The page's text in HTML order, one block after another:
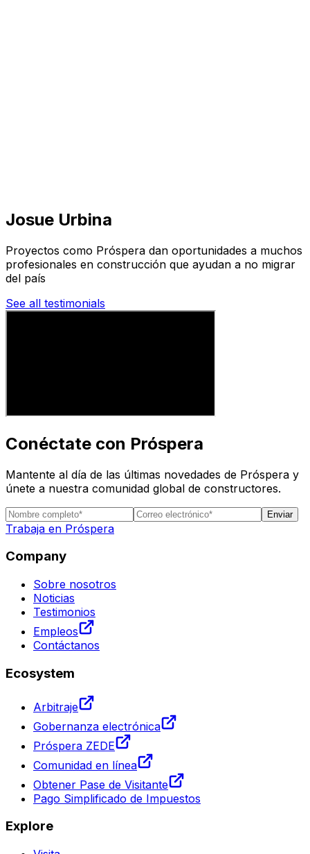
Josue Urbina
Proyectos como Próspera dan oportunidades a muchos
profesionales en construcción que ayudan a no migrar
del país
See all testimonials
Conéctate con Próspera
Mantente al día de las últimas novedades de Próspera y
únete a nuestra comunidad global de constructores.
Enviar
Trabaja en Próspera
Company
Sobre nosotros
Noticias
Testimonios
Empleos
Contáctanos
Ecosystem
Arbitraje
Gobernanza electrónica
Próspera ZEDE
Comunidad en línea
Obtener Pase de Visitante
Pago Simplificado de Impuestos
Explore